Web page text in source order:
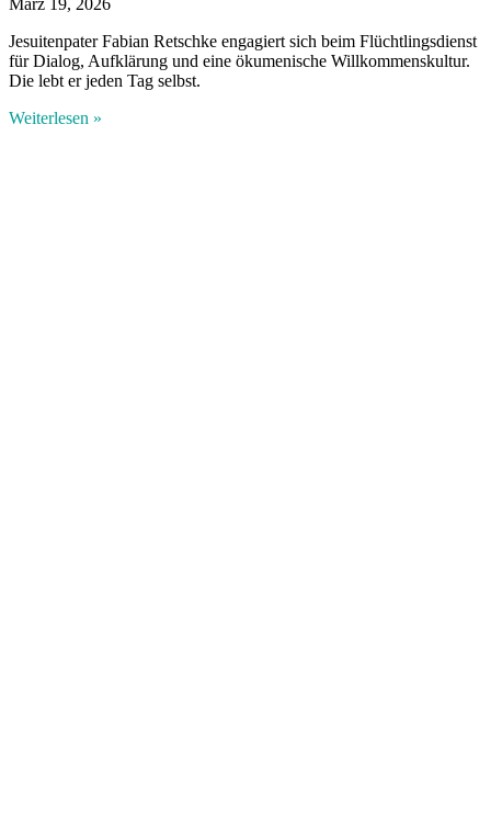
März 19, 2026
Jesuitenpater Fabian Retschke engagiert sich beim Flüchtlingsdienst
für Dialog, Aufklärung und eine ökumenische Willkommenskultur.
Die lebt er jeden Tag selbst.
Weiterlesen »